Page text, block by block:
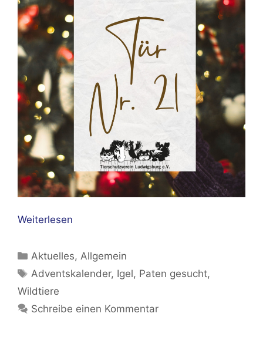
Weiterlesen
Kategorien
Aktuelles, Allgemein
Schlagwörter
Adventskalender, Igel, Paten gesucht,
Wildtiere
Schreibe einen Kommentar